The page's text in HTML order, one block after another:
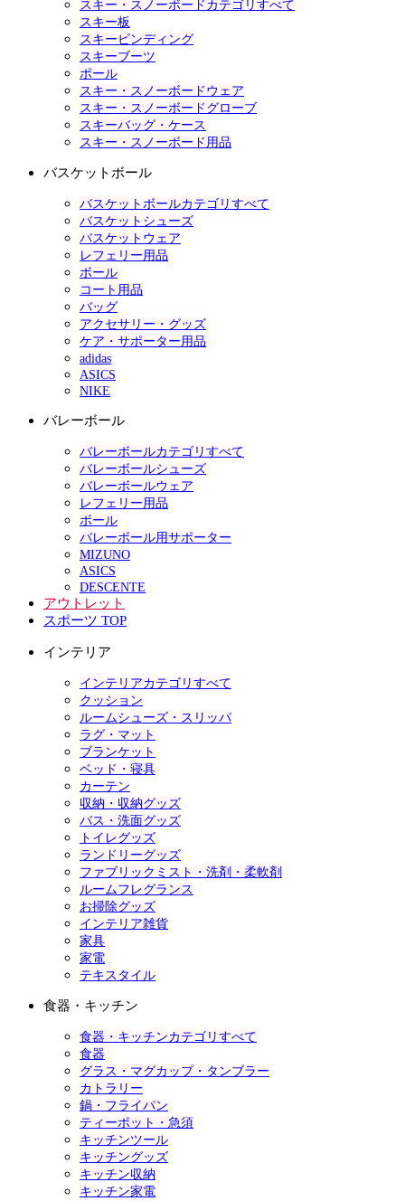
スキー・スノーボードカテゴリすべて
スキー板
スキービンディング
スキーブーツ
ポール
スキー・スノーボードウェア
スキー・スノーボードグローブ
スキーバッグ・ケース
スキー・スノーボード用品
バスケットボール
バスケットボールカテゴリすべて
バスケットシューズ
バスケットウェア
レフェリー用品
ボール
コート用品
バッグ
アクセサリー・グッズ
ケア・サポーター用品
adidas
ASICS
NIKE
バレーボール
バレーボールカテゴリすべて
バレーボールシューズ
バレーボールウェア
レフェリー用品
ボール
バレーボール用サポーター
MIZUNO
ASICS
DESCENTE
アウトレット
スポーツ TOP
インテリア
インテリアカテゴリすべて
クッション
ルームシューズ・スリッパ
ラグ・マット
ブランケット
ベッド・寝具
カーテン
収納・収納グッズ
バス・洗面グッズ
トイレグッズ
ランドリーグッズ
ファブリックミスト・洗剤・柔軟剤
ルームフレグランス
お掃除グッズ
インテリア雑貨
家具
家電
テキスタイル
食器・キッチン
食器・キッチンカテゴリすべて
食器
グラス・マグカップ・タンブラー
カトラリー
鍋・フライパン
ティーポット・急須
キッチンツール
キッチングッズ
キッチン収納
キッチン家電